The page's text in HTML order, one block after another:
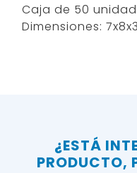
Caja de 50
Dimensiones:
¿ESTÁ
PRODUCTO,